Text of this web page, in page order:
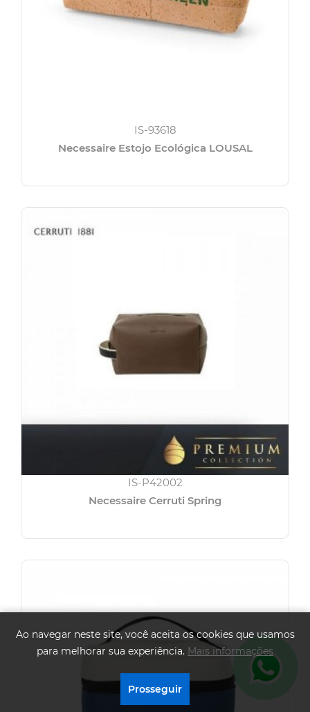
.
IS-93618
Necessaire Estojo Ecológica LOUSAL
IS-P42002
Necessaire Cerruti Spring
Ao navegar neste site, você aceita os cookies que usamos
para melhorar sua experiência. Mais informações
Prosseguir